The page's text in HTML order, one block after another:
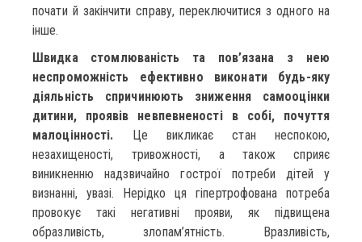
почати й закінчити справу, переключитися з одного на
інше.
Швидка стомлюваність та пов’язана з нею
неспроможність ефективно виконати будь-яку
діяльність спричинюють зниження самооцінки
дитини, проявів невпевненості в собі, почуття
малоцінності. Це викликає стан неспокою,
незахищеності, тривожності, а також сприяє
виникненню надзвичайно гострої потреби дітей у
визнанні, увазі. Нерідко ця гіпертрофована потреба
провокує такі негативні прояви, як підвищена
образливість, злопам’ятність. Вразливість,